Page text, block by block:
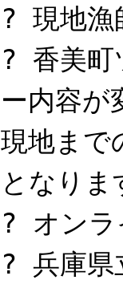
? 現地漁
? 香美町
ー内容が
現地まで
となりま
? オンラ
? 兵庫県